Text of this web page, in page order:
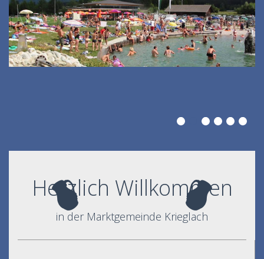
Herzlich Willkommen
in der Marktgemeinde Krieglach